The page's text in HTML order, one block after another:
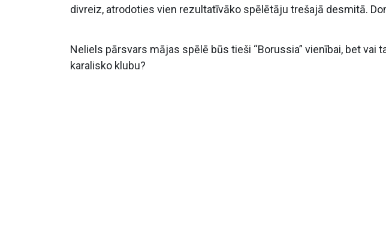
divreiz, atrodoties vien rezultatīvāko spēlētāju trešajā desmitā.
Neliels pārsvars mājas spēlē būs tieši “Borussia” vienībai, bet vai
karalisko klubu?